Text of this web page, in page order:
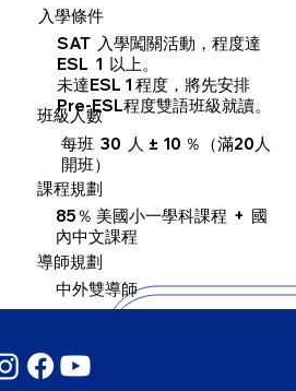
SAT 入學闖關活動，程度達
ESL 1 以上。
​未達ESL 1 程度，將先安排
Pre-ESL程度雙語班級就讀。
入學條件
每班 30 人 ± 10 ％（滿20人
開班）
​班級人數
85％ 美國小一學科課程 + 國
內中文課程
課程規劃
中外雙導師
導師規劃